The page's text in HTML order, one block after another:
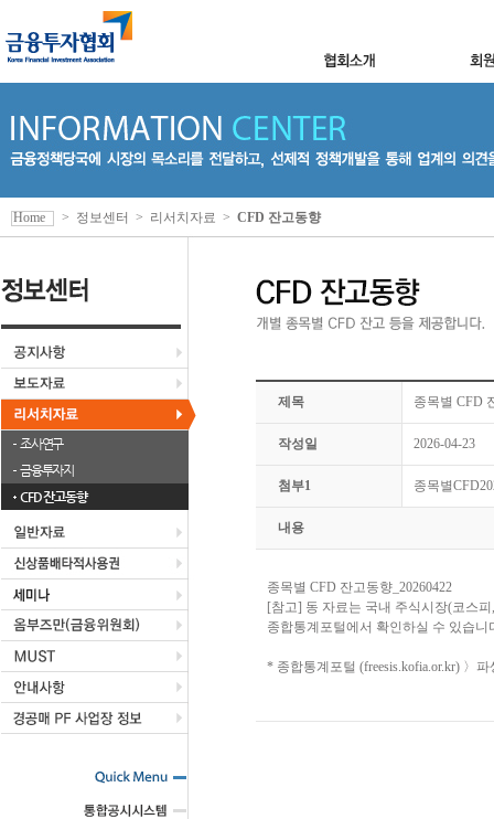
조사연구
금융투자지
CFD 잔고동향
Home > 정보센터 > 리서치자료 > CFD 잔고동향
제목 종목별 CFD
작성일 2026-04-23
첨부1 종목별
내용
종목별 CFD 잔고동향_20260422
[참고] 동 자료는 국내 주식시장(코스
종합통계포털에서 확인하실 수 있습니
* 종합통계포털 (freesis.kofia.or.kr) 〉